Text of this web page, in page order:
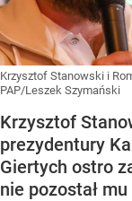
Krzysztof Stanowski i
PAP/Leszek Szymański
Krzysztof
prezydentury
Giertych ostro
nie pozostał mu